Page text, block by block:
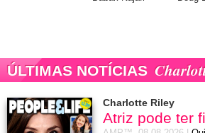
ÚLTIMAS NOTÍCIAS
Charlotte Riley
Atriz pode ter